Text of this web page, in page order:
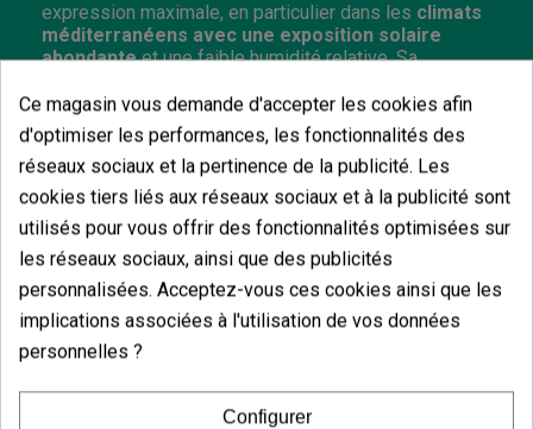
expression maximale, en particulier dans les climats
méditerranéens avec une exposition solaire
abondanteet une faible humidité relative. Sa
développement vertical prononcé, atteignant des
hauteurs considérables lorsqu'elle est cultivée dans
des sols riches et des espaces sans restrictions.
Pour maximiser son potentiel productif en extérieur, il
est recommandé de mettre en œuvre un programme
nutritionnel progressifqui met l'accent sur l'azote
pendant la croissance végétative et passe
progressivement à des formulations enrichies en
phosphore et en potassium pendant la floraison.
Ainsi, des rendements allant jusqu'à45 g/plante
après 7 à 8 semaines
Ce magasin vous demande d'accepter les cookies afin
d'optimiser les performances, les fonctionnalités des
réseaux sociaux et la pertinence de la publicité. Les
cookies tiers liés aux réseaux sociaux et à la publicité sont
utilisés pour vous offrir des fonctionnalités optimisées sur
les réseaux sociaux, ainsi que des publicités
personnalisées. Acceptez-vous ces cookies ainsi que les
implications associées à l'utilisation de vos données
personnelles ?
Configurer